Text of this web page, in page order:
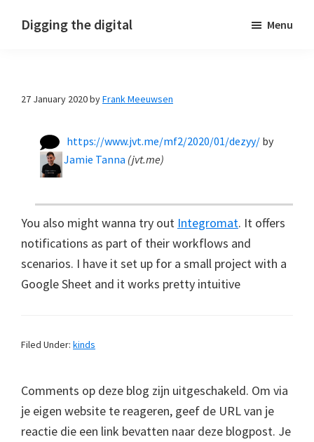
Digging the digital Menu
27 January 2020byFrank Meeuwsen
https://www.jvt.me/mf2/2020/01/dezyy/ by
Jamie Tanna (jvt.me)
You also might wanna try out Integromat. It offers
notifications as part of their workflows and
scenarios. I have it set up for a small project with a
Google Sheet and it works pretty intuitive
Filed Under: kinds
Comments op deze blog zijn uitgeschakeld. Om via
je eigen website te reageren, geef de URL van je
reactie die een link bevatten naar deze blogpost. Je